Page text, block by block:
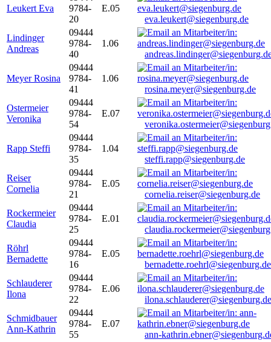
Leukert Eva
9784-
20
E.05
eva.leukert@siegenburg.de
Lindinger
Andreas
09444
9784-
40
1.06
Meyer Rosina
09444
9784-
41
1.06
rosina.meyer@siegenburg.de
Ostermeier
Veronika
09444
9784-
54
E.07
Rapp Steffi
09444
9784-
35
1.04
steffi.rapp@siegenburg.de
Reiser
Cornelia
09444
9784-
21
E.05
cornelia.reiser@siegenburg.de
Rockermeier
Claudia
09444
9784-
25
E.01
Röhrl
Bernadette
09444
9784-
16
E.05
bernadette.roehrl@siegenburg.de
Schlauderer
Ilona
09444
9784-
22
E.06
ilona.schlauderer@siegenburg.de
Schmidbauer
Ann-Kathrin
09444
9784-
55
E.07
ann-